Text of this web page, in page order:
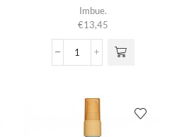
Imbue.
€13,45
Curl
Protection
Mist
aantal